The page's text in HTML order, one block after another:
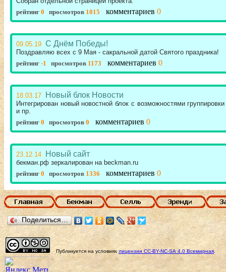
рейтинг 0 просмотров 1015 комментариев 0
09.05.19 С Днём Победы!
Поздравляю всех с 9 Мая - сакральной датой Святого праздника!
рейтинг -1 просмотров 1173 комментариев 0
18.03.17 Новый блок Новости
Интегрирован новый новостной блок с возможностями
и пр.
рейтинг 0 просмотров 0 комментариев 0
23.12.14 Новый сайт
бекман.рф зеркалирован на beckman.ru
рейтинг 0 просмотров 1336 комментариев 0
Поделиться…
Публикуется на условиях лицензииCC-BY-NC-SA 4.0 Всемирная